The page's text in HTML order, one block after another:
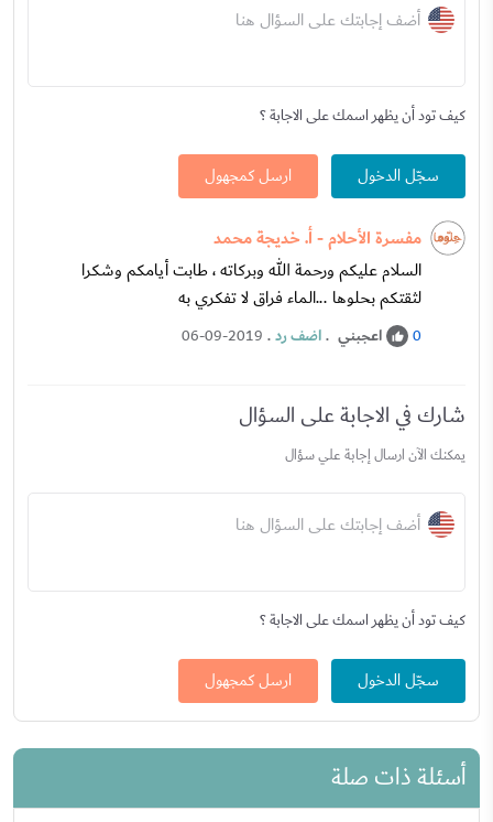
أضف إجابتك على السؤال هنا
كيف تود أن يظهر اسمك على الاجابة ؟
سجّل الدخول ارسل كمجهول
مفسرة الأحلام - أ. خديجة محمد
السلام عليكم ورحمة الله وبركاته ، طابت أيامكم وشكرا
لثقتكم بحلوها ...الماء فراق لا تفكري به
0 اعجبني .اضف رد.
06-09-2019
شارك في الاجابة على السؤال
يمكنك الآن ارسال إجابة علي سؤال
أضف إجابتك على السؤال هنا
كيف تود أن يظهر اسمك على الاجابة ؟
سجّل الدخول ارسل كمجهول
أسئلة ذات صلة